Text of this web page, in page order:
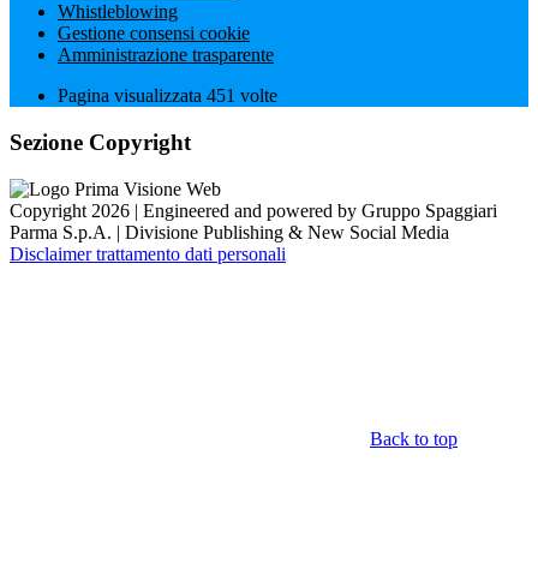
Whistleblowing
Gestione consensi cookie
Amministrazione trasparente
Pagina visualizzata 451 volte
Sezione Copyright
Copyright 2026 | Engineered and powered by Gruppo Spaggiari
Parma S.p.A. | Divisione Publishing & New Social Media
Disclaimer trattamento dati personali
Back to top